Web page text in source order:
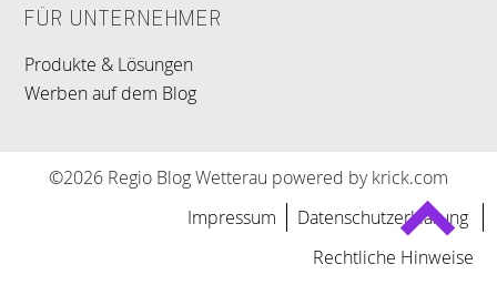
FÜR UNTERNEHMER
Produkte & Lösungen
Werben auf dem Blog
©2026 Regio Blog Wetterau powered by krick.com
Impressum
Datenschutzerklärung
Rechtliche Hinweise